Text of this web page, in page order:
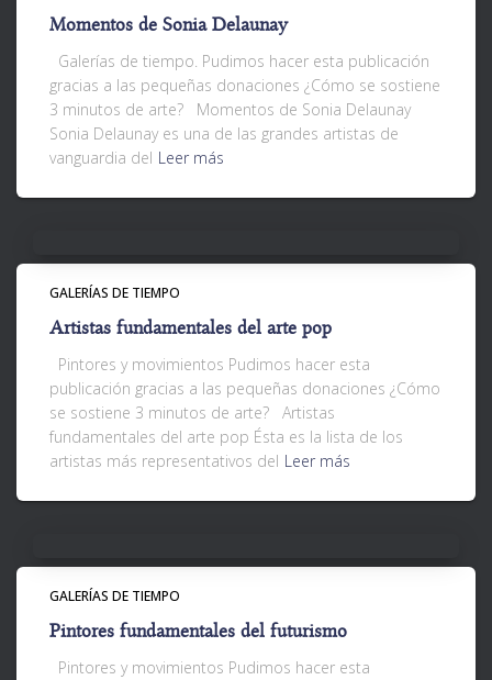
Momentos de Sonia Delaunay
Galerías de tiempo. Pudimos hacer esta publicación
gracias a las pequeñas donaciones ¿Cómo se sostiene
3 minutos de arte? Momentos de Sonia Delaunay
Sonia Delaunay es una de las grandes artistas de
vanguardia del Leer más
GALERÍAS DE TIEMPO
Artistas fundamentales del arte pop
Pintores y movimientos Pudimos hacer esta
publicación gracias a las pequeñas donaciones ¿Cómo
se sostiene 3 minutos de arte? Artistas
fundamentales del arte pop Ésta es la lista de los
artistas más representativos del Leer más
GALERÍAS DE TIEMPO
Pintores fundamentales del futurismo
Pintores y movimientos Pudimos hacer esta